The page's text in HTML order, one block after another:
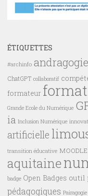
ÉTIQUETTES
#archinfo andragogie
ChatGPT collaboratif
formateur
Grande Ecole du Numérique
ia Inclusion Numérique
artificielle
transition éducative MOODLE
aquitaine
badge Open Badges outil
pédagogiques Pairagogie